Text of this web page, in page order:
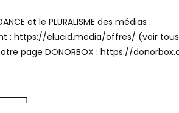
et le PLURALISME des médias :
: https://elucid.media/offres/ (voir
page DONORBOX : https://